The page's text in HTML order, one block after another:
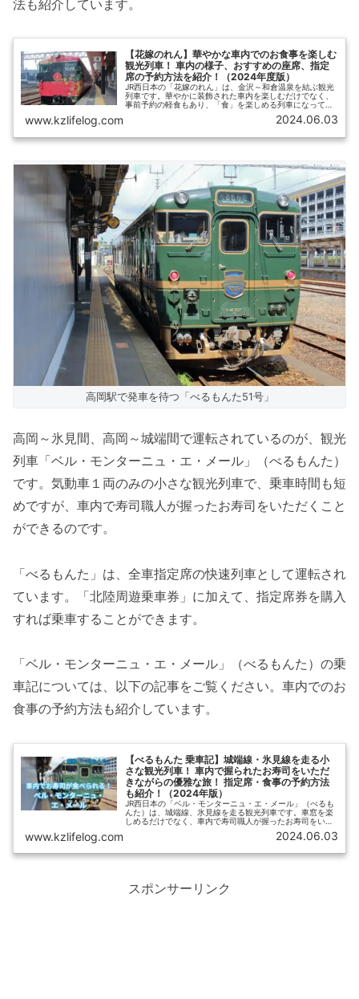
法も紹介しています。
【花嫁のれん】華やかな車内でのお食事を楽しむ
観光列車！ 車内の様子、おすすめの座席、指定
席の予約方法を紹介！（2024年度版）
JR西日本の「花嫁のれん」は、金沢～和倉温泉を結ぶ観光
列車です。華やかに装飾された車内を楽しむだけでなく、
事前予約の軽食もあり、「食」を楽しめる列車になってい
ます。【ひさの乗り鉄ブログ】では「花嫁のれん」の乗車
記に加えて、おすすめの座席や指定席・軽食の予約方法も
www.kzlifelog.com 2024.06.03
高岡駅で発車を待つ「べるもんた51号」
高岡～氷見間、高岡～城端間で運転されているのが、観光
列車「ベル・モンターニュ・エ・メール」（べるもんた）
です。気動車１両のみの小さな観光列車で、乗車時間も短
めですが、車内で寿司職人が握ったお寿司をいただくこと
ができるのです。
「べるもんた」は、全車指定席の快速列車として運転され
ています。「北陸周遊乗車券」に加えて、指定席券を購入
すれば乗車することができます。
「ベル・モンターニュ・エ・メール」（べるもんた）の乗
車記については、以下の記事をご覧ください。車内でのお
食事の予約方法も紹介しています。
【べるもんた 乗車記】城端線・氷見線を走る小
さな観光列車！ 車内で握られたお寿司をいただ
きながらの優雅な旅！ 指定席・食事の予約方法
も紹介！（2024年版）
JR西日本の「ベル・モンターニュ・エ・メール」（べるも
んた）は、城端線、氷見線を走る観光列車です。車窓を楽
しめるだけでなく、車内で寿司職人が握ったお寿司をいた
だける、小さいながら優雅な旅ができる観光列車です。
【ひさの乗り鉄ブログ】では「べるもんた」の乗車記に加
www.kzlifelog.com 2024.06.03
スポンサーリンク